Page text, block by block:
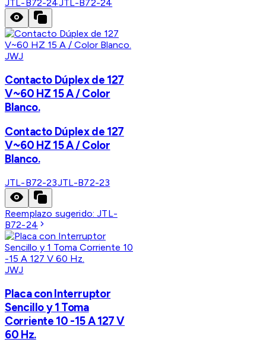
JTL-B72-24JTL-B72-24
JWJ
Contacto Dúplex de 127
V~60 HZ 15 A / Color
Blanco.
Contacto Dúplex de 127
V~60 HZ 15 A / Color
Blanco.
JTL-B72-23JTL-B72-23
Reemplazo sugerido:JTL-
B72-24
JWJ
Placa con Interruptor
Sencillo y 1 Toma
Corriente 10 -15 A 127 V
60 Hz.